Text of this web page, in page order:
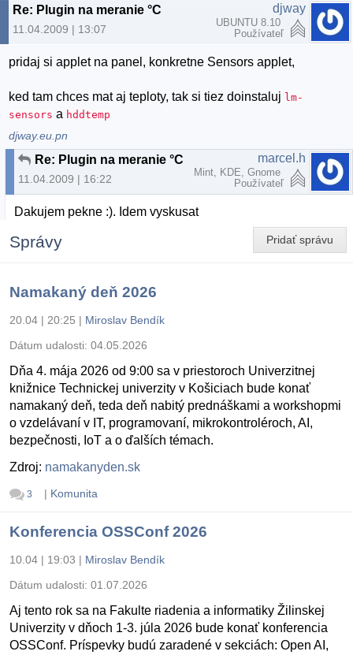
Re: Plugin na meranie °C
11.04.2009 | 13:07
djway
UBUNTU 8.10
Používateľ
pridaj si applet na panel, konkretne Sensors applet,
ked tam chces mat aj teploty, tak si tiez doinstaluj lm-
sensors a hddtemp
djway.eu.pn
Re: Plugin na meranie °C
11.04.2009 | 16:22
marcel.h
Mint, KDE, Gnome
Používateľ
Dakujem pekne :). Idem vyskusat
Pridať správu
Správy
Namakaný deň 2026
20.04 | 20:25 | Miroslav Bendík
Dátum udalosti: 04.05.2026
Dňa 4. mája 2026 od 9:00 sa v priestoroch Univerzitnej
knižnice Technickej univerzity v Košiciach bude konať
namakaný deň, teda deň nabitý prednáškami a workshopmi
o vzdelávaní v IT, programovaní, mikrokontroléroch, AI,
bezpečnosti, IoT a o ďalších témach.
Zdroj: namakanyden.sk
3 | Komunita
Konferencia OSSConf 2026
10.04 | 19:03 | Miroslav Bendík
Dátum udalosti: 01.07.2026
Aj tento rok sa na Fakulte riadenia a informatiky Žilinskej
Univerzity v dňoch 1-3. júla 2026 bude konať konferencia
OSSConf. Príspevky budú zaradené v sekciách: Open AI,